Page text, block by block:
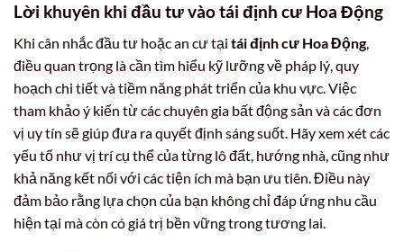
Lời khuyên khi đầu tư vàotái định cư Hoa Động
Khi cân nhắc đầu tư hoặc an cư tại tái định cư Hoa Động,
điều quan trọng là cần tìm hiểu kỹ lưỡng về pháp lý, quy
hoạch chi tiết và tiềm năng phát triển của khu vực. Việc
tham khảo ý kiến từ các chuyên gia bất động sản và các đơn
vị uy tín sẽ giúp đưa ra quyết định sáng suốt. Hãy xem xét các
yếu tố như vị trí cụ thể của từng lô đất, hướng nhà, cũng như
khả năng kết nối với các tiện ích mà bạn ưu tiên. Điều này
đảm bảo rằng lựa chọn của bạn không chỉ đáp ứng nhu cầu
hiện tại mà còn có giá trị bền vững trong tương lai.